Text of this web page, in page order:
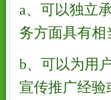
a、可以独立
务方面具有相
b、可以为用
宣传推广经